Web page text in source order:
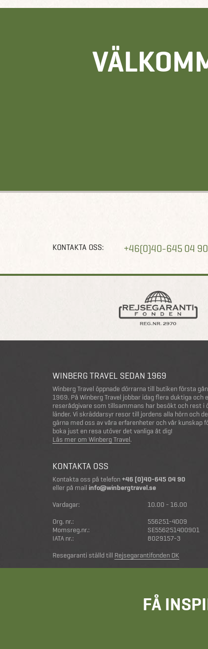
KONTAKTA OSS: +46(0)40-645 04 90
WINBERG TRAVEL SEDAN 1969
Winberg Travel öppnade dörrarna till butiken första
1969. På Winberg Travel jobbar idag flera duktiga och
reserådgivare som tillsammans har besökt och rest i
länder. Vi skräddarsyr resor till jordens alla hörn och
gärna med oss av våra erfarenheter och vår kunskap
boka just en resa utöver det vanliga åt dig!
Läs mer om Winberg Travel.
KONTAKTA OSS
Kontakta oss på telefon+46 (0)40-645 04 90
eller på mail info@winbergtravel.se
Vardagar:
10.00 - 16.00
Org. nr.:
556251-4009
Momsreg.nr.:
SE556251400901
IATA nr.:
8029157-3
Resegaranti ställd till Rejsegarantifonden DK
FÅ